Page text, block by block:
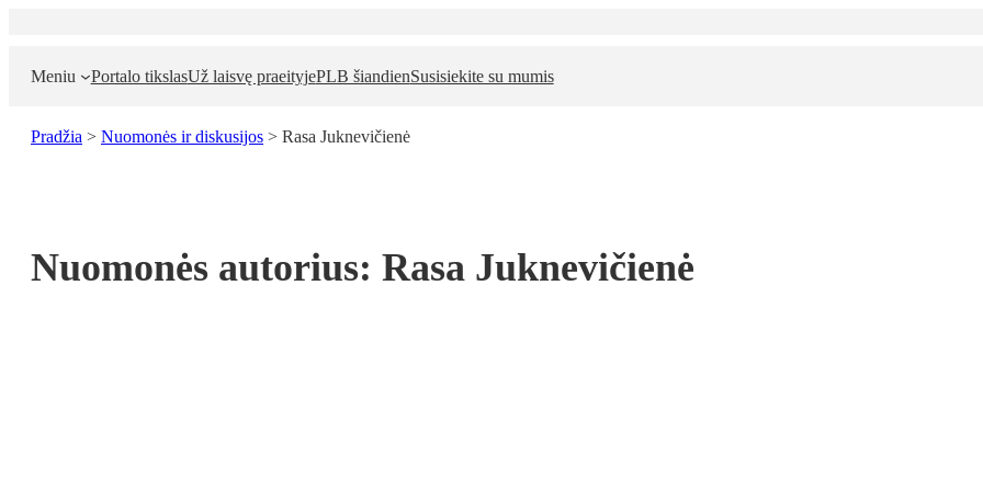
Meniu Portalo tikslasUž laisvę praeityjePLB šiandienSusisiekite su mumis
Pradžia > Nuomonės ir diskusijos > Rasa Juknevičienė
Nuomonės autorius: Rasa Juknevičienė